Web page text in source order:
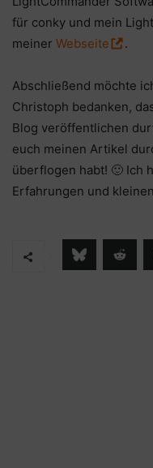
für conky und mein
meiner Webseite .
Abschließend möchte
Christoph bedanken,
Blog veröffentlichen
euch meinen Artikel
überflogen habt! 🙂 Ich
Erfahrungen und